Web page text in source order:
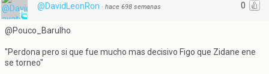
0
@DavidLeonRon · hace 698 semanas
@Pouco_Barulho
"Perdona pero si que fue mucho mas decisivo Figo que Zidane ene
se torneo"